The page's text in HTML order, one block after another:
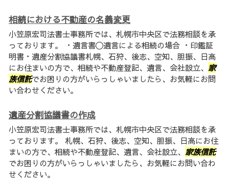
相続における不動産の名義変更
小笠原宏司法書士事務所では、札幌市中央区で法務相談を承
っております。 ・遺言書〇遺言による相続の場合 ・印鑑証
明書・遺産分割協議書札幌、石狩、後志、空知、胆振、日高
にお住まいの方で、相続や不動産登記、遺言、会社設立、 家
族信託でお困りの方がいらっしゃいましたら、お気軽にお問
い合わせください。
遺産分割協議書の作成
小笠原宏司法書士事務所では、札幌市中央区で法務相談を承
っております。 札幌、石狩、後志、空知、胆振、日高にお住
まいの方で、相続や不動産登記、遺言、会社設立、 家族信託
でお困りの方がいらっしゃいましたら、お気軽にお問い合わ
せください。